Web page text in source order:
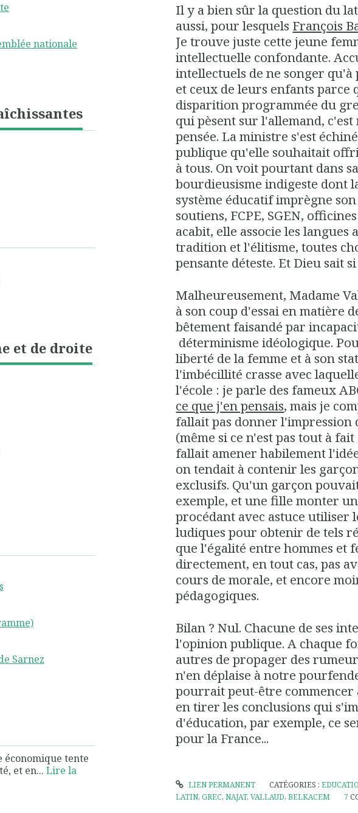
nationale
et de droite
Sarnez
économique tente
et en... Lire la
Il y a bien sûr la question du
aussi, pour lesquels François
Je trouve juste cette jeune
intellectuelle confondante.
intellectuels de ne songer
et ceux de leurs enfants parce
disparition programmée du
qui pèsent sur l'allemand,
pensée. La ministre s'est
publique qu'elle souhaitait
à tous. On voit pourtant dans
bourdieusisme indigeste dont
système éducatif imprègne
soutiens, FCPE, SGEN,
acabit, elle associe les langues
tradition et l'élitisme, toutes
pensante déteste. Et Dieu sait
Malheureusement, Madame
à son coup d'essai en matière
bêtement faisandé par
déterminisme idéologique.
liberté de la femme et à son
l'imbécillité crasse avec
l'école : je parle des fameux
ce que j'en pensais, mais je
fallait pas donner l'impression
(même si ce n'est pas tout à
fallait amener habilement
on tendait à contenir les
exclusifs. Qu'un garçon
exemple, et une fille monter
procédant avec astuce utiliser
ludiques pour obtenir de tels
que l'égalité entre hommes et
directement, en tout cas, pas
cours de morale, et encore
pédagogiques.
Bilan ? Nul. Chacune de ses
l'opinion publique. A chaque
autres de propager des
n'en déplaise à notre
pourrait peut-être commencer
en tirer les conclusions qui
d'éducation, par exemple, ce
pour la France...
LIEN PERMANENT CATÉGORIES :
LATIN,GREC,NAJAT,VALLAUD,BELKACEM 7